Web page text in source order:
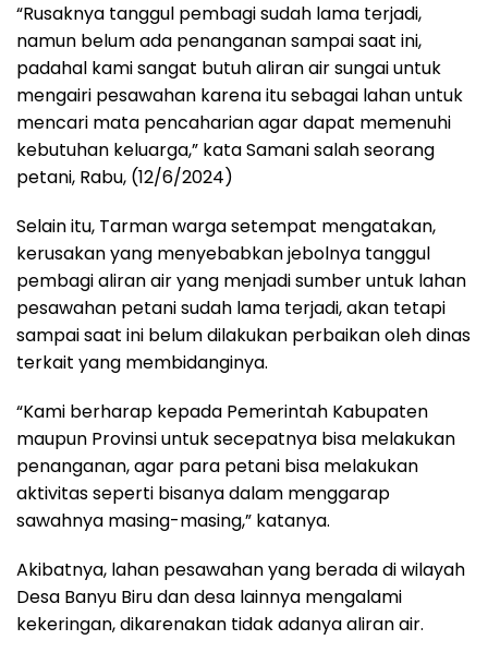
“Rusaknya tanggul pembagi sudah lama terjadi,
namun belum ada penanganan sampai saat ini,
padahal kami sangat butuh aliran air sungai untuk
mengairi pesawahan karena itu sebagai lahan untuk
mencari mata pencaharian agar dapat memenuhi
kebutuhan keluarga,” kata Samani salah seorang
petani, Rabu, (12/6/2024)
Selain itu, Tarman warga setempat mengatakan,
kerusakan yang menyebabkan jebolnya tanggul
pembagi aliran air yang menjadi sumber untuk lahan
pesawahan petani sudah lama terjadi, akan tetapi
sampai saat ini belum dilakukan perbaikan oleh dinas
terkait yang membidanginya.
“Kami berharap kepada Pemerintah Kabupaten
maupun Provinsi untuk secepatnya bisa melakukan
penanganan, agar para petani bisa melakukan
aktivitas seperti bisanya dalam menggarap
sawahnya masing-masing,” katanya.
Akibatnya, lahan pesawahan yang berada di wilayah
Desa Banyu Biru dan desa lainnya mengalami
kekeringan, dikarenakan tidak adanya aliran air.